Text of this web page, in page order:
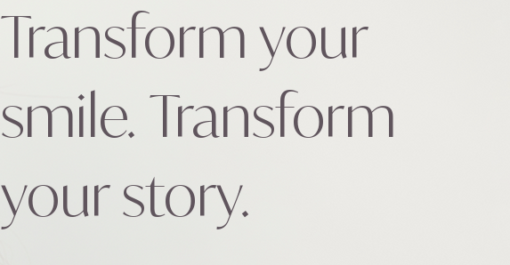
Transform your
smile. Transform
your story.